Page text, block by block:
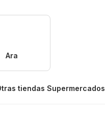
Ara
tiendas Supermercados